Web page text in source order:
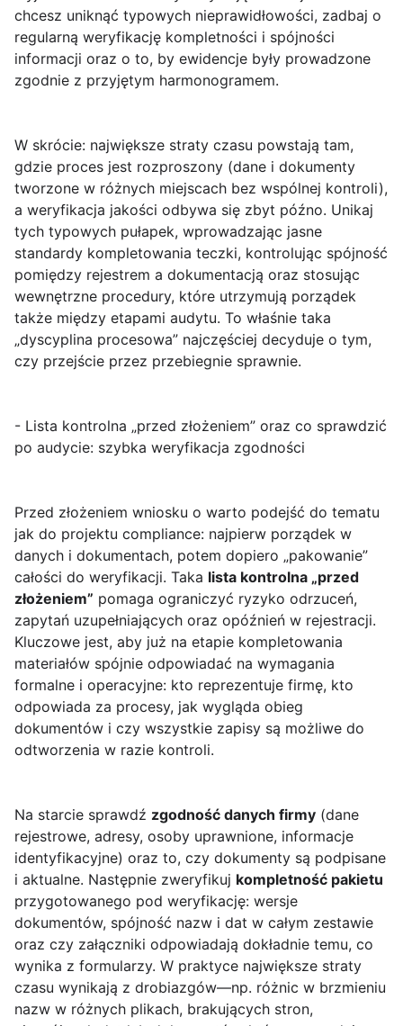
chcesz uniknąć typowych nieprawidłowości, zadbaj o
regularną weryfikację kompletności i spójności
informacji oraz o to, by ewidencje były prowadzone
zgodnie z przyjętym harmonogramem.
W skrócie: największe straty czasu powstają tam,
gdzie proces jest rozproszony (dane i dokumenty
tworzone w różnych miejscach bez wspólnej kontroli),
a weryfikacja jakości odbywa się zbyt późno. Unikaj
tych typowych pułapek, wprowadzając jasne
standardy kompletowania teczki, kontrolując spójność
pomiędzy rejestrem a dokumentacją oraz stosując
wewnętrzne procedury, które utrzymują porządek
także między etapami audytu. To właśnie taka
„dyscyplina procesowa” najczęściej decyduje o tym,
czy przejście przez przebiegnie sprawnie.
- Lista kontrolna „przed złożeniem” oraz co sprawdzić
po audycie: szybka weryfikacja zgodności
Przed złożeniem wniosku o warto podejść do tematu
jak do projektu compliance: najpierw porządek w
danych i dokumentach, potem dopiero „pakowanie”
całości do weryfikacji. Taka lista kontrolna „przed
złożeniem” pomaga ograniczyć ryzyko odrzuceń,
zapytań uzupełniających oraz opóźnień w rejestracji.
Kluczowe jest, aby już na etapie kompletowania
materiałów spójnie odpowiadać na wymagania
formalne i operacyjne: kto reprezentuje firmę, kto
odpowiada za procesy, jak wygląda obieg
dokumentów i czy wszystkie zapisy są możliwe do
odtworzenia w razie kontroli.
Na starcie sprawdź zgodność danych firmy (dane
rejestrowe, adresy, osoby uprawnione, informacje
identyfikacyjne) oraz to, czy dokumenty są podpisane
i aktualne. Następnie zweryfikuj kompletność pakietu
przygotowanego pod weryfikację: wersje
dokumentów, spójność nazw i dat w całym zestawie
oraz czy załączniki odpowiadają dokładnie temu, co
wynika z formularzy. W praktyce największe straty
czasu wynikają z drobiazgów—np. różnic w brzmieniu
nazw w różnych plikach, brakujących stron,